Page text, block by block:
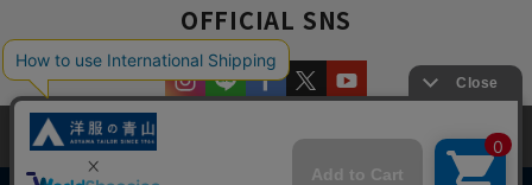
OFFICIAL SNS
当サイトでは、快適な閲覧体験とコンテンツ改善のためにCookieを使用